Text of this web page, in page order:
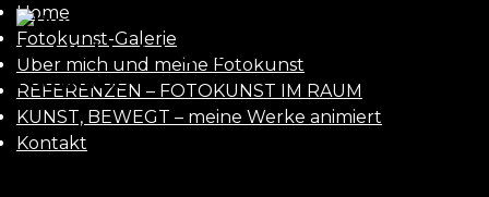
Home
Fotokunst-Galerie
Über mich und meine Fotokunst
REFERENZEN – FOTOKUNST IM RAUM
KUNST, BEWEGT – meine Werke animiert
Kontakt